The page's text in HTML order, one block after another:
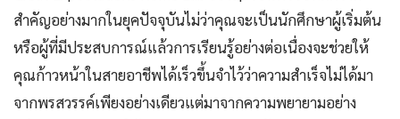
สำคัญอย่างมากในยุคปัจจุบันไม่ว่าคุณจะเป็นนักศึกษาผู้เริ่มต้น
หรือผู้ที่มีประสบการณ์แล้วการเรียนรู้อย่างต่อเนื่องจะช่วยให้
คุณก้าวหน้าในสายอาชีพได้เร็วขึ้นจำไว้ว่าความสำเร็จไม่ได้มา
จากพรสวรรค์เพียงอย่างเดียวแต่มาจากความพยายามอย่าง